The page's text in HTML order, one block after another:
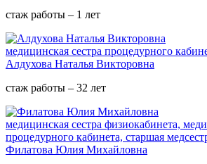
стаж работы – 1 лет
медицинская сестра процедурного
Алдухова Наталья Викторовна
стаж работы – 32 лет
медицинская сестра физиокабинета,
процедурного кабинета, старшая
Филатова Юлия Михайловна